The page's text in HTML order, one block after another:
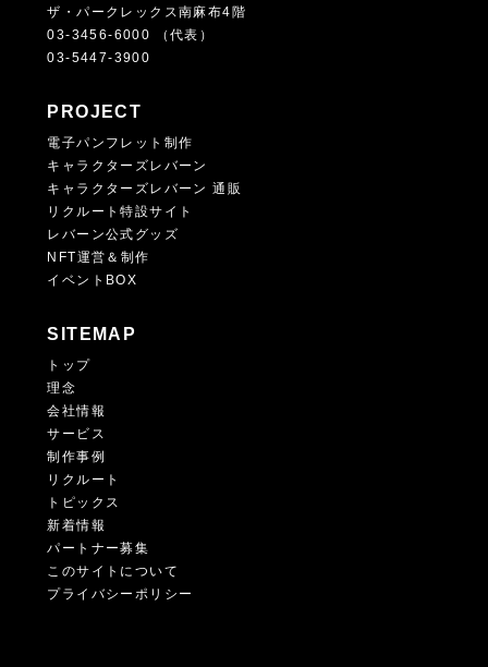
ザ・パークレックス南麻布4階
03-3456-6000 （代表）
03-5447-3900
PROJECT
電子パンフレット制作
キャラクターズレバーン
キャラクターズレバーン 通販
リクルート特設サイト
レバーン公式グッズ
NFT運営＆制作
イベントBOX
SITEMAP
トップ
理念
会社情報
サービス
制作事例
リクルート
トピックス
新着情報
パートナー募集
このサイトについて
プライバシーポリシー